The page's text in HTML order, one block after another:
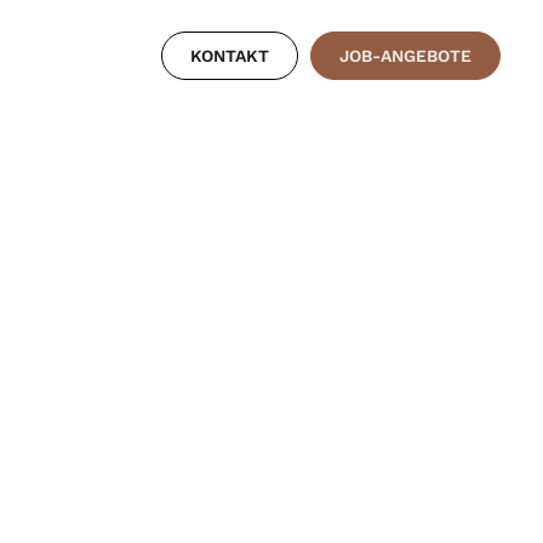
KONTAKT JOB-ANGEBOTE